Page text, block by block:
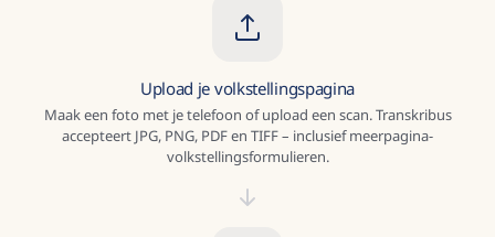
Upload je volkstellingspagina
Maak een foto met je telefoon of upload een scan. Transkribus
accepteert JPG, PNG, PDF en TIFF – inclusief meerpagina-
volkstellingsformulieren.